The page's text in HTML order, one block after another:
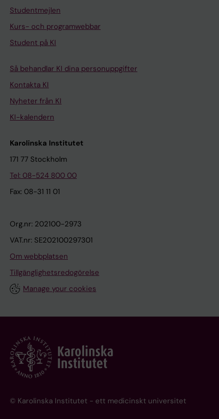
Studentmejlen
Kurs- och programwebbar
Student på KI
Så behandlar KI dina personuppgifter
Kontakta KI
Nyheter från KI
KI-kalendern
Karolinska Institutet
171 77 Stockholm
Tel: 08-524 800 00
Fax: 08-31 11 01
Org.nr: 202100-2973
VAT.nr: SE202100297301
Om webbplatsen
Tillgänglighetsredogörelse
Manage your cookies
© Karolinska Institutet - ett medicinskt universitet